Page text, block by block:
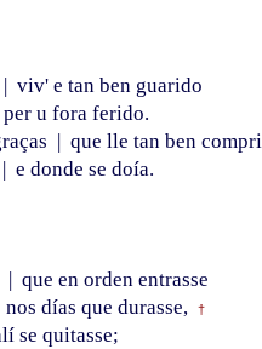
| viv' e tan ben guarido
per u fora ferido.
| que lle tan ben
| e donde se doía.
| que en orden entrasse
nos días que durasse, †
se quitasse;